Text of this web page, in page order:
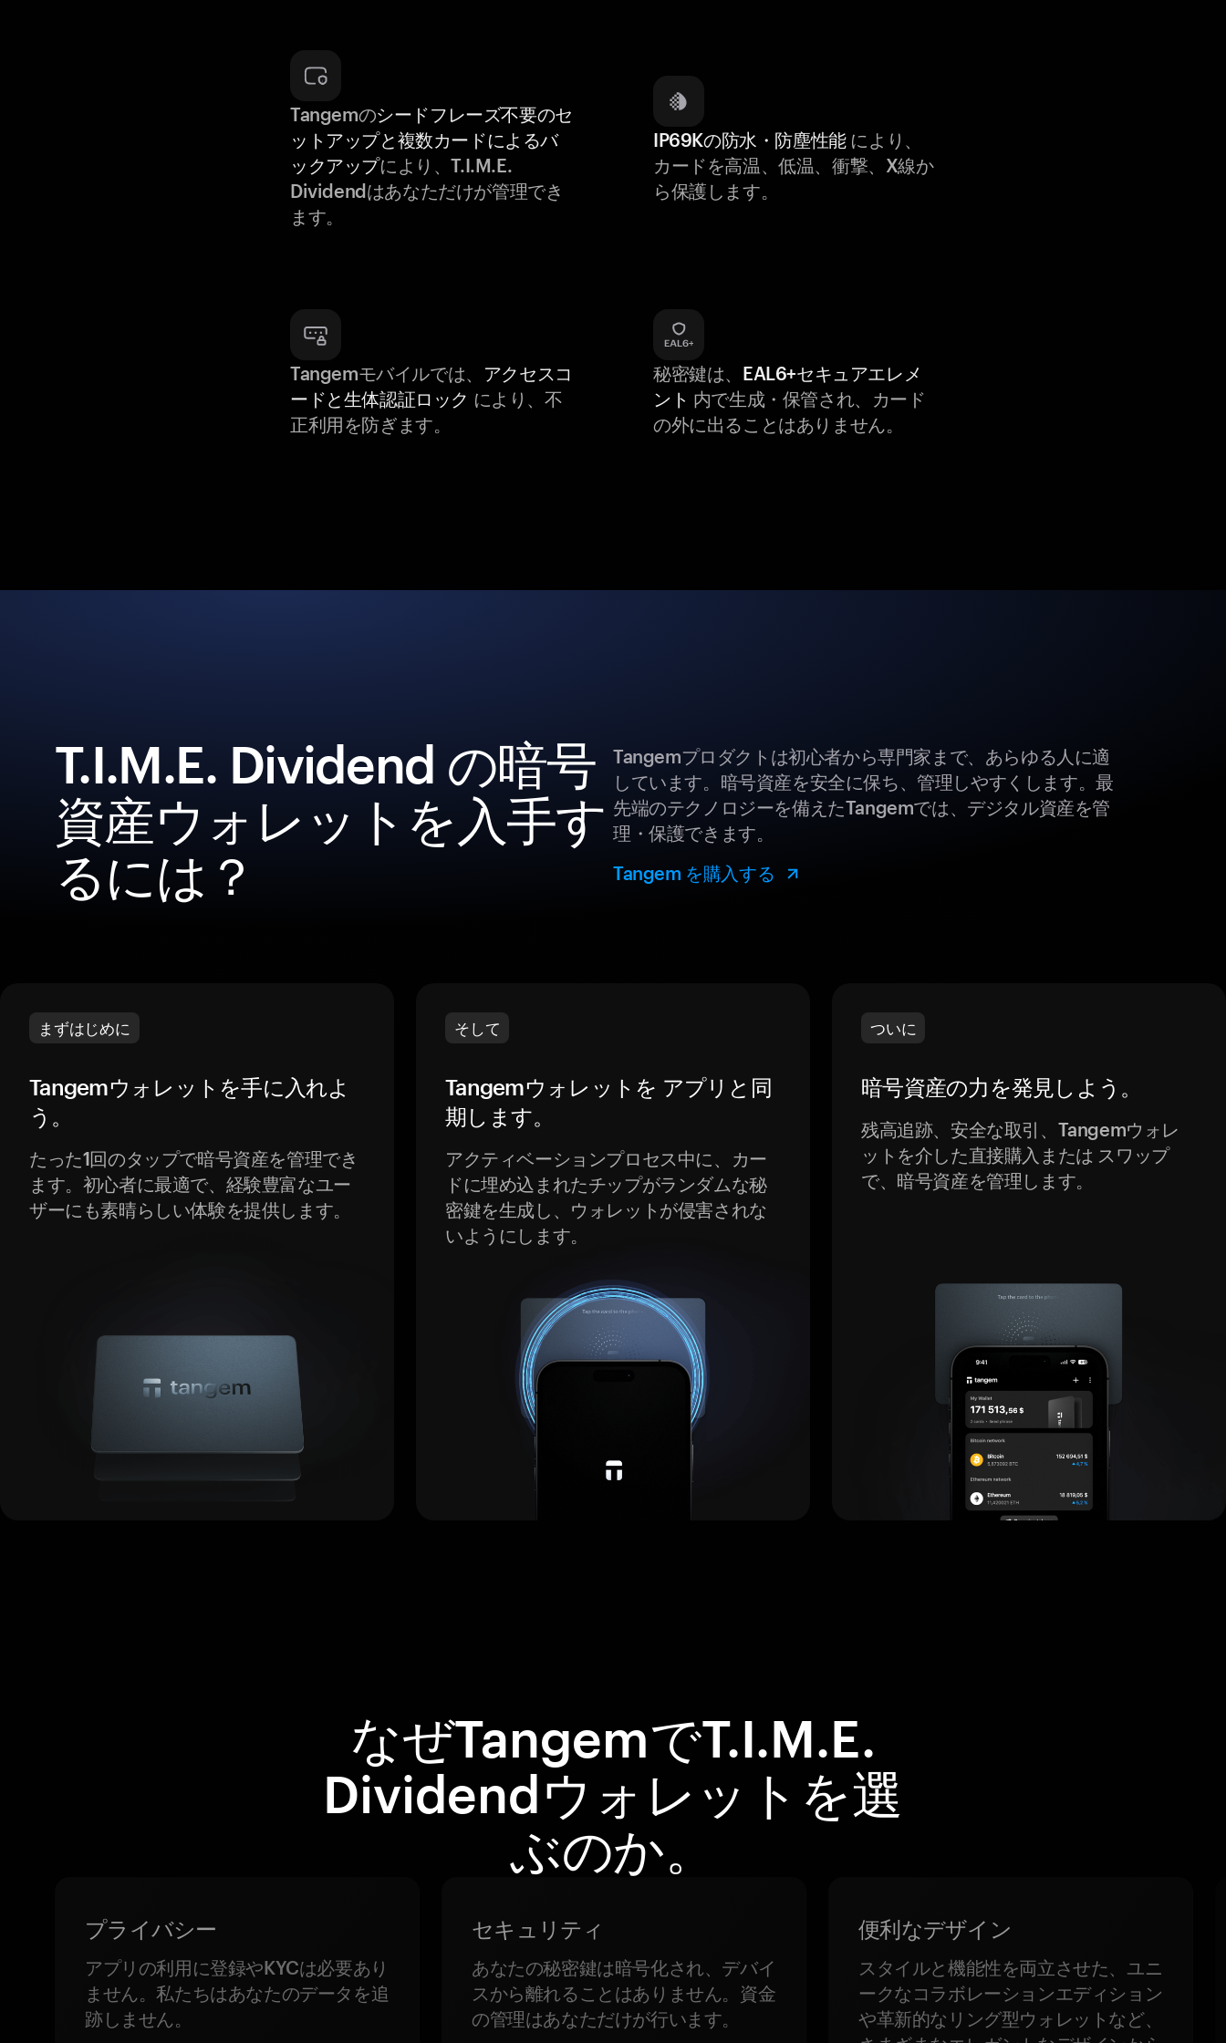
Tangemのシードフレーズ不要のセ
ットアップと複数カードによるバ
ックアップにより、T.I.M.E.
Dividendはあなただけが管理でき
ます。
IP69Kの防水・防塵性能により、
カードを高温、低温、衝撃、X線か
ら保護します。
Tangemモバイルでは、 アクセスコ
ードと生体認証ロック により、不
正利用を防ぎます。
秘密鍵は、 EAL6+セキュアエレメ
ント 内で生成・保管され、カード
の外に出ることはありません。
T.I.M.E. Dividend の暗号
資産ウォレットを入手す
るには？
Tangemプロダクトは初心者から専門家まで、あらゆる人に適
しています。暗号資産を安全に保ち、管理しやすくします。最
先端のテクノロジーを備えたTangemでは、デジタル資産を管
理・保護できます。
Tangem を購入する
まずはじめに
Tangemウォレットを手に入れよ
う。
たった1回のタップで暗号資産を管理でき
ます。初心者に最適で、経験豊富なユー
ザーにも素晴らしい体験を提供します。
そして
Tangemウォレットを アプリと同
期します。
アクティベーションプロセス中に、カー
ドに埋め込まれたチップがランダムな秘
密鍵を生成し、ウォレットが侵害されな
いようにします。
ついに
暗号資産の力を発見しよう。
残高追跡、安全な取引、Tangemウォレ
ットを介した直接購入または スワップ
で、暗号資産を管理します。
なぜTangemでT.I.M.E.
Dividendウォレットを選
ぶのか。
プライバシー
アプリの利用に登録やKYCは必要あり
ません。私たちはあなたのデータを追
跡しません。
セキュリティ
あなたの秘密鍵は暗号化され、デバイ
スから離れることはありません。資金
の管理はあなただけが行います。
便利なデザイン
スタイルと機能性を両立させた、ユニ
ークなコラボレーションエディション
や革新的なリング型ウォレットなど、